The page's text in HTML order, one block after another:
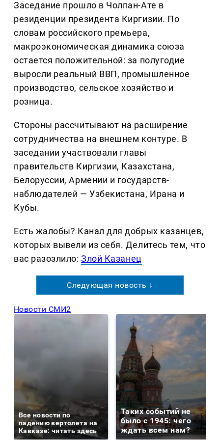
Заседание прошло в Чолпан-Ате в
резиденции президента Киргизии. По
словам российского премьера,
макроэкономическая динамика союза
остается положительной: за полугодие
выросли реальный ВВП, промышленное
производство, сельское хозяйство и
розница.
Стороны рассчитывают на расширение
сотрудничества на внешнем контуре. В
заседании участвовали главы
правительств Киргизии, Казахстана,
Белоруссии, Армении и государств-
наблюдателей — Узбекистана, Ирана и
Кубы.
Есть жалобы? Канал для добрых казанцев,
которых вывели из себя. Делитеcь тем, что
вас разозлило:Злой Казанец
Следующая новость ↓
Новости СМИ2
Все новости по
падению вертолета на
Кавказе: читать здесь
Таких событий не
было с 1945: чего
ждать всем нам?